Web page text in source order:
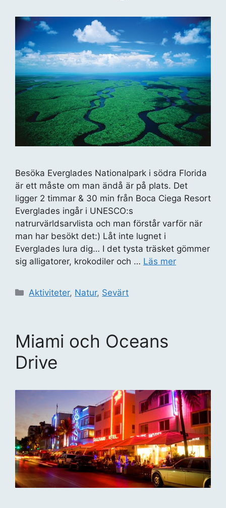
Besöka Everglades Nationalpark i södra Florida
är ett måste om man ändå är på plats. Det
ligger 2 timmar & 30 min från Boca Ciega Resort
Everglades ingår i UNESCO:s
natrurvärldsarvlista och man förstår varför när
man har besökt det:) Låt inte lugnet i
Everglades lura dig… I det tysta träsket gömmer
sig alligatorer, krokodiler och … Läs mer
Kategorier
Aktiviteter, Natur, Sevärt
Miami och Oceans
Drive